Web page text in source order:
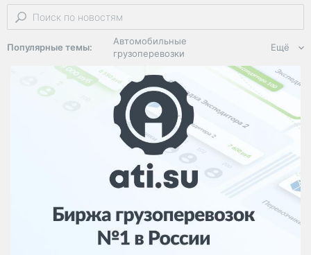
Популярные темы:
Автомобильные
грузоперевозки
Региональная
логистика
ЭДО, ИТ в
логистике
Дороги,
инфраструктура
Логистика, грузы
Негабаритные и
опасные грузы
Безопасность и
Ещё